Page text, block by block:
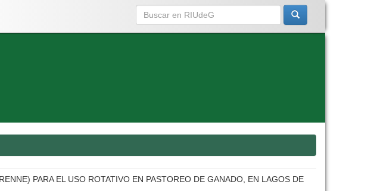
PARA EL USO ROTATIVO EN PASTOREO DE GANADO, EN LAGOS DE